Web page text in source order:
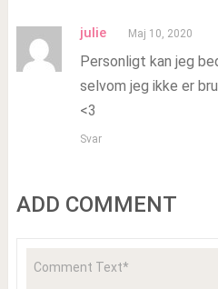
julie Maj 10, 2020
Personligt kan jeg
selvom jeg ikke er
<3
Svar
ADD COMMENT